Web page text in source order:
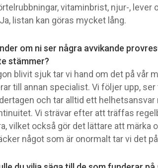
vitaminbrist, njur-, lever
listan kan göras mycket lång.
om ni ser några avvikande
stämmer?
blivit sjuk tar vi hand om det på vår
till annan specialist. Vi följer upp, ser
och tar alltid ett
Vi strävar efter att träffas
vilket också gör det lättare att märka
något som är onormalt tar vi det